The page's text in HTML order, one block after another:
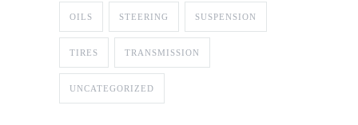
OILS STEERING SUSPENSION
TIRES TRANSMISSION
UNCATEGORIZED